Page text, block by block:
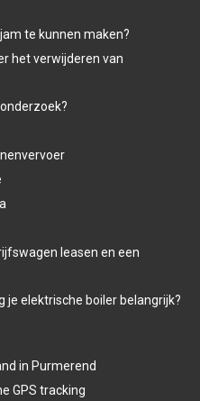
te kunnen maken?
het verwijderen van
leasen en een
elektrische boiler belangrijk?
in Purmerend
GPS tracking